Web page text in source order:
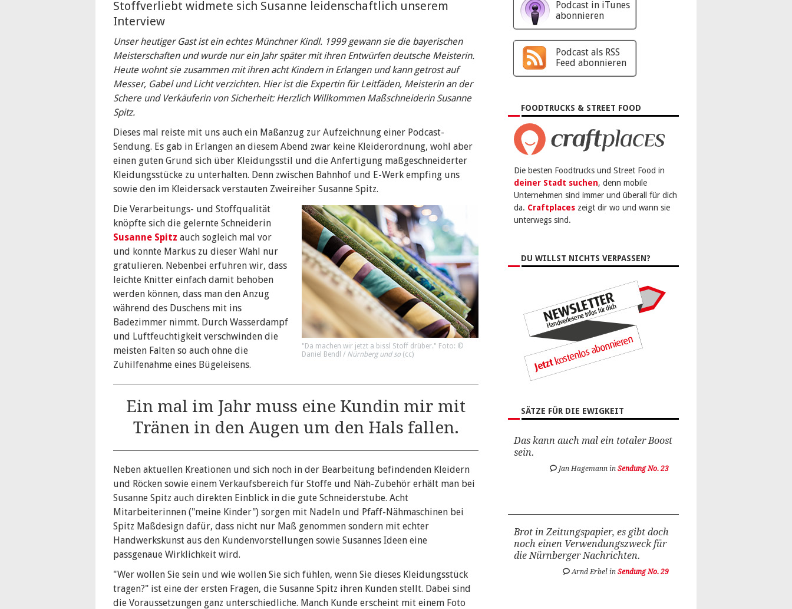
Stoffverliebt widmete sich Susanne leidenschaftlich unserem
Interview
Unser heutiger Gast ist ein echtes Münchner Kindl. 1999 gewann sie die bayerischen
Meisterschaften und wurde nur ein Jahr später mit ihren Entwürfen deutsche Meisterin.
Heute wohnt sie zusammen mit ihren acht Kindern in Erlangen und kann getrost auf
Messer, Gabel und Licht verzichten. Hier ist die Expertin für Leitfäden, Meisterin an der
Schere und Verkäuferin von Sicherheit: Herzlich Willkommen Maßschneiderin Susanne
Spitz.
Dieses mal reiste mit uns auch ein Maßanzug zur Aufzeichnung einer Podcast-
Sendung. Es gab in Erlangen an diesem Abend zwar keine Kleiderordnung, wohl aber
einen guten Grund sich über Kleidungsstil und die Anfertigung maßgeschneiderter
Kleidungsstücke zu unterhalten. Denn zwischen Bahnhof und E-Werk empfing uns
sowie den im Kleidersack verstauten Zweireiher Susanne Spitz.
"Da machen wir jetzt a bissl Stoff drüber." Foto: ©
Daniel Bendl / Nürnberg und so (cc)
Die Verarbeitungs- und Stoffqualität
knöpfte sich die gelernte Schneiderin
Susanne Spitz auch sogleich mal vor
und konnte Markus zu dieser Wahl nur
gratulieren. Nebenbei erfuhren wir, dass
leichte Knitter einfach damit behoben
werden können, dass man den Anzug
während des Duschens mit ins
Badezimmer nimmt. Durch Wasserdampf
und Luftfeuchtigkeit verschwinden die
meisten Falten so auch ohne die
Zuhilfenahme eines Bügeleisens.
Ein mal im Jahr muss eine Kundin mir mit
Tränen in den Augen um den Hals fallen.
Neben aktuellen Kreationen und sich noch in der Bearbeitung befindenden Kleidern
und Röcken sowie einem Verkaufsbereich für Stoffe und Näh-Zubehör erhält man bei
Susanne Spitz auch direkten Einblick in die gute Schneiderstube. Acht
Mitarbeiterinnen ("meine Kinder") sorgen mit Nadeln und Pfaff-Nähmaschinen bei
Spitz Maßdesign dafür, dass nicht nur Maß genommen sondern mit echter
Handwerkskunst aus den Kundenvorstellungen sowie Susannes Ideen eine
passgenaue Wirklichkeit wird.
"Wer wollen Sie sein und wie wollen Sie sich fühlen, wenn Sie dieses Kleidungsstück
tragen?" ist eine der ersten Fragen, die Susanne Spitz ihren Kunden stellt. Dabei sind
die Voraussetzungen ganz unterschiedliche. Manch Kunde erscheint mit einem Foto
Podcast in iTunes
abonnieren
Podcast als RSS
Feed abonnieren
FOODTRUCKS & STREET FOOD
Die besten Foodtrucks und Street Food in
deiner Stadt suchen, denn mobile
Unternehmen sind immer und überall für dich
da. Craftplaces zeigt dir wo und wann sie
unterwegs sind.
DU WILLST NICHTS VERPASSEN?
SÄTZE FÜR DIE EWIGKEIT
Das kann auch mal ein totaler Boost
sein.
Jan Hagemann inSendung No. 23
Brot in Zeitungspapier, es gibt doch
noch einen Verwendungszweck für
die Nürnberger Nachrichten.
Arnd Erbel inSendung No. 29